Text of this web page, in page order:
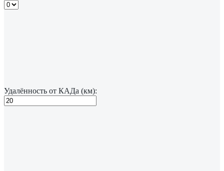
Удалённость от КАДа (км):